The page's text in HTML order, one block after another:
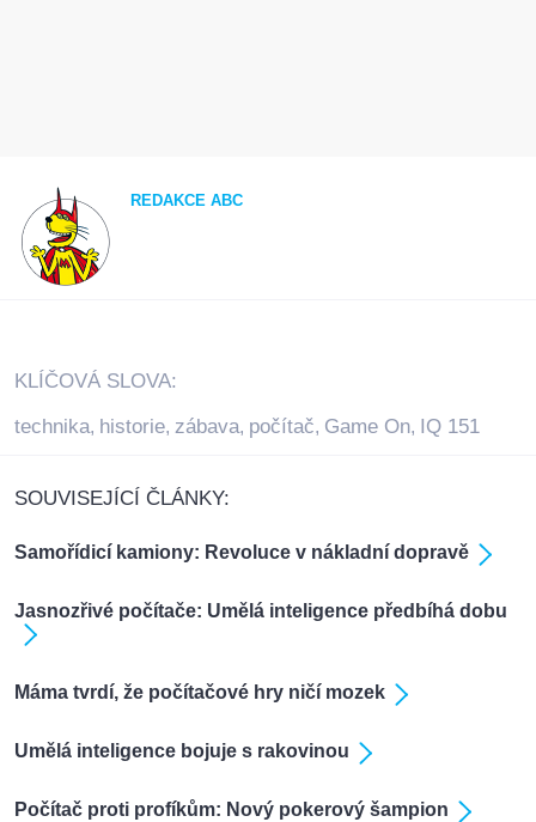
REDAKCE ABC
KLÍČOVÁ SLOVA:
technika, historie, zábava, počítač, Game On, IQ 151
SOUVISEJÍCÍ ČLÁNKY:
Samořídicí kamiony: Revoluce v nákladní dopravě
Jasnozřivé počítače: Umělá inteligence předbíhá dobu
Máma tvrdí, že počítačové hry ničí mozek
Umělá inteligence bojuje s rakovinou
Počítač proti profíkům: Nový pokerový šampion